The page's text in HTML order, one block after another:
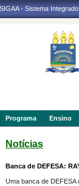
SIGAA - Sistema
Programa Ensino
Notícias
Banca de DEFESA:
Uma banca de DEFESA